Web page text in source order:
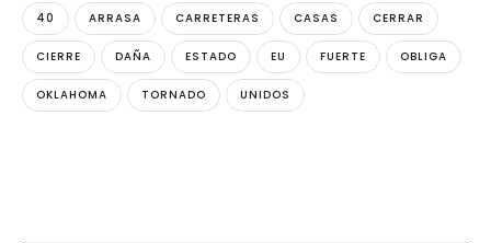
40 ARRASA CARRETERAS CASAS CERRAR
CIERRE DAÑA ESTADO EU FUERTE OBLIGA
OKLAHOMA TORNADO UNIDOS